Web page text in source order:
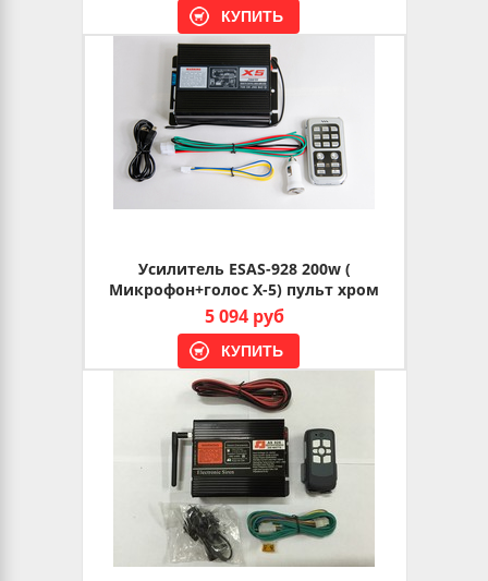
Усилитель ESAS-928 200w (
Микрофон+голос X-5) пульт хром
5 094 руб